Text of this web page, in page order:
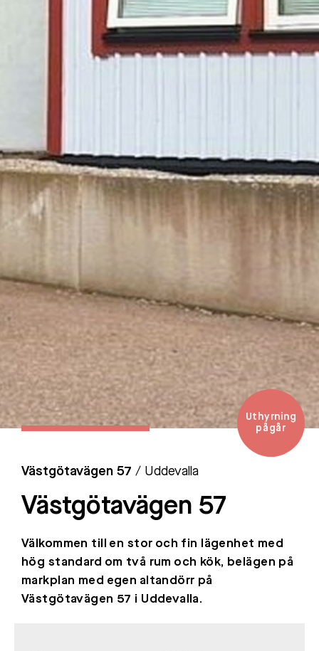
Uthyrning
pågår
Västgötavägen 57 / Uddevalla
Västgötavägen 57
Välkommen till en stor och fin lägenhet med
hög standard om två rum och kök, belägen på
markplan med egen altandörr på
Västgötavägen 57 i Uddevalla.